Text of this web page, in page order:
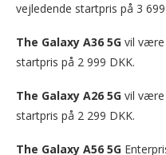
vejledende startpris på 3
The Galaxy A36 5G vil være
startpris på 2 999 DKK.
The Galaxy A26 5G vil være
startpris på 2 299 DKK.
The Galaxy A56 5G